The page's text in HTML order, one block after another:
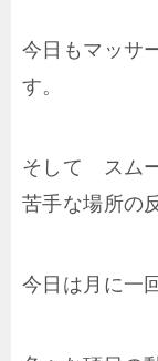
今日もマッサ
す。
そして スム
苦手な場所の
今日は月に一